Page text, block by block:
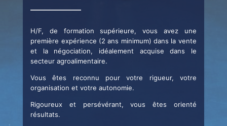
H/F, de formation supérieure, vous avez une
première expérience (2 ans minimum) dans la vente
et la négociation, idéalement acquise dans le
secteur agroalimentaire.
Vous êtes reconnu pour votre rigueur, votre
organisation et votre autonomie.
Rigoureux et persévérant, vous êtes orienté
résultats.